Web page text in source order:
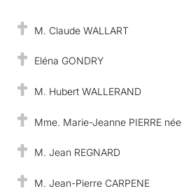
M. Claude WALLART
Eléna GONDRY
M. Hubert WALLERAND
Mme. Marie-Jeanne PIERRE née
M. Jean REGNARD
M. Jean-Pierre CARPENE